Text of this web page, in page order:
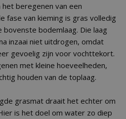
beregenen van een
fase van kieming is gras volledig
bovenste bodemlaag. Die laag
inzaai niet uitdrogen, omdat
gevoelig zijn voor vochttekort.
met kleine hoeveelheden,
houden van de toplaag.
grasmat draait het echter om
is het doel om water zo diep